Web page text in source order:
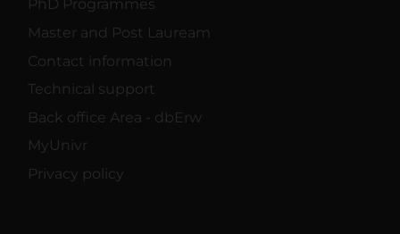
PhD Programmes
Master and Post Lauream
Contact information
Technical support
Back office Area - dbErw
MyUnivr
Privacy policy